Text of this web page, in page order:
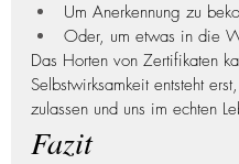
Um Anerkennung zu
Oder, um etwas in die
Das Horten von Zertifikaten
Selbstwirksamkeit entsteht
zulassen und uns im echten
Fazit